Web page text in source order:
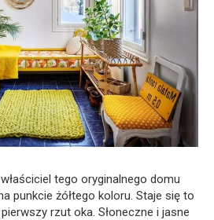
tego oryginalnego domu
punkcie żółtego koloru. Staje się to
rzut oka. Słoneczne i jasne